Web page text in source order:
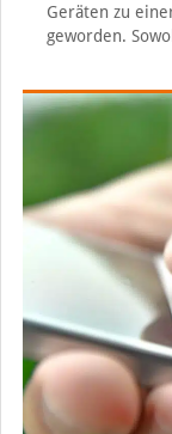
Geräten zu
geworden.